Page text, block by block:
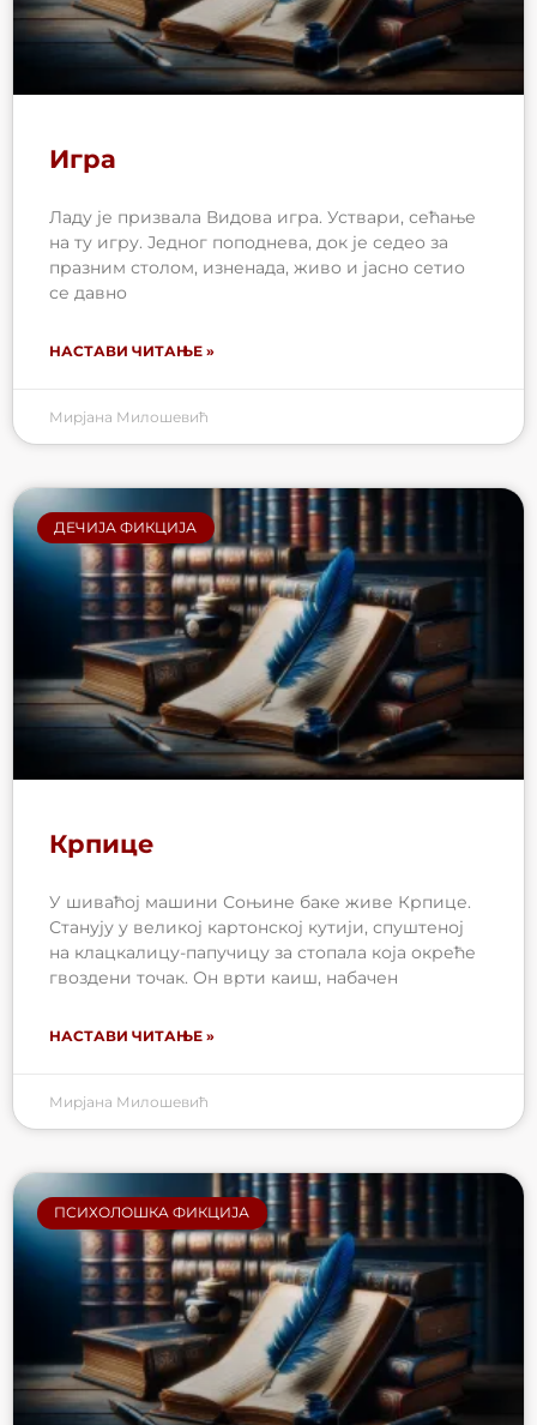
Игра
Ладу је призвала Видова игра. Уствари, сећање
на ту игру. Једног поподнева, док је седео за
празним столом, изненада, живо и јасно сетио
се давно
НАСТАВИ ЧИТАЊЕ »
Мирјана Милошевић
ДЕЧИЈА ФИКЦИЈА
Крпице
У шиваћој машини Соњине баке живе Крпице.
Станују у великој картонској кутији, спуштеној
на клацкалицу-папучицу за стопала која окреће
гвоздени точак. Он врти каиш, набачен
НАСТАВИ ЧИТАЊЕ »
Мирјана Милошевић
ПСИХОЛОШКA ФИКЦИЈА